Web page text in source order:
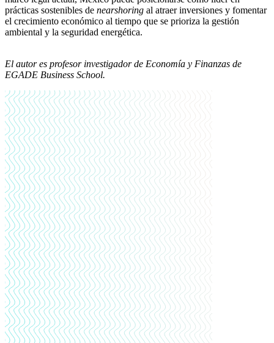
prácticas sostenibles de nearshoring al atraer inversiones y fomentar
el crecimiento económico al tiempo que se prioriza la gestión
ambiental y la seguridad energética.
El autor es profesor investigador de Economía y Finanzas de
EGADE Business School.